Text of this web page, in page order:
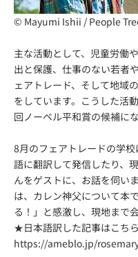
© Mayumi Ishii / People
主な活動として、児童労働
出と保護、仕事のない若者
ェアトレード、そして地域
をしています。こうした活
回ノーベル平和賞の候補に
8月のフェアトレードの学
語に翻訳して発信したり、
んをゲストに、お話を伺い
は、カレン神父について本
る！」と感激し、現地まで
★日本語訳した記事はこち
https://ameblo.jp/